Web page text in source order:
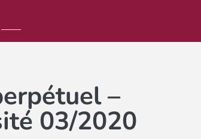
–
03/2020